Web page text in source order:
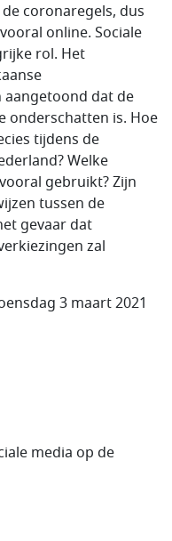
coronaregels, dus
online. Sociale
rol. Het
dat de
onderschatten is. Hoe
tijdens de
Welke
gebruikt? Zijn
tussen de
gevaar dat
zal
3 maart 2021
media op de